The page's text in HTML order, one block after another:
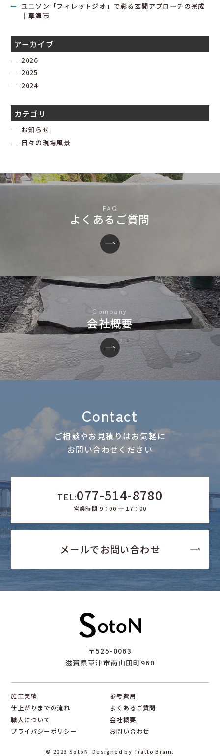
ユニソン「フィレットジオ」で彩る玄関アプローチの完成
｜草津市
アーカイブ
2026
2025
2024
カテゴリ
お知らせ
日々の現場風景
よくあるご質問
会社概要
Contact
ご相談やお見積りはお気軽に
お問い合わせください
TEL:077-514-8780
営業時間 9：00 ～ 17：00
メールでお問い合わせ
〒525-0063
滋賀県草津市南山田町960
施工実績
参考費用
仕上がりまでの流れ
よくあるご質問
職人について
会社概要
プライバシーポリシー
お問い合わせ
© 2023 SotoN. Designed by Tratto Brain .